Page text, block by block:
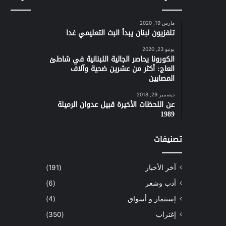
مارس 19, 2020
تلفزيون لبنان يبدأ البث التعليمي غدا
يونيو 23, 2020
الكورونا يحاصر الجالية اللبنانية في شاطئ
العاج: أكثر من عشرين ضحية وآلاف
المصابين
ديسمبر 29, 2018
عن اللحظات الأخيرة قبيل عدوان الرميلة
1989
تصنيفات
آخر الأخبار
(191)
أدب وشعر
(6)
إستثمار و أسواق
(4)
إغتراب
(350)